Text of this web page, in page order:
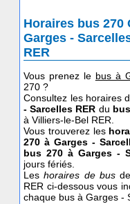
Horaires bus 270
Garges -
RER
Vous prenez le bus à
270 ?
Consultez les horaires
- Sarcelles RER du
à Villiers-le-Bel RER.
Vous trouverez les
270 à Garges -
bus 270 à Garges -
jours fériés.
Leshoraires de busde
RER ci-dessous vous
chaque bus à Garges -